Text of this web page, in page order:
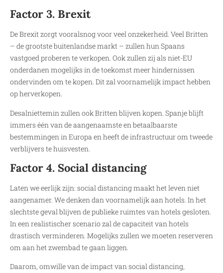
Factor 3. Brexit
De Brexit zorgt vooralsnog voor veel onzekerheid. Veel Britten
– de grootste buitenlandse markt – zullen hun Spaans
vastgoed proberen te verkopen. Ook zullen zij als niet-EU
onderdanen mogelijks in de toekomst meer hindernissen
ondervinden om te kopen. Dit zal voornamelijk impact hebben
op herverkopen.
Desalniettemin zullen ook Britten blijven kopen. Spanje blijft
immers één van de aangenaamste en betaalbaarste
bestemmingen in Europa en heeft de infrastructuur om tweede
verblijvers te huisvesten.
Factor 4. Social distancing
Laten we eerlijk zijn: social distancing maakt het leven niet
aangenamer. We denken dan voornamelijk aan hotels. In het
slechtste geval blijven de publieke ruimtes van hotels gesloten.
In een realistischer scenario zal de capaciteit van hotels
drastisch verminderen. Mogelijks zullen we moeten reserveren
om aan het zwembad te gaan liggen.
Daarom, omwille van de impact van social distancing,